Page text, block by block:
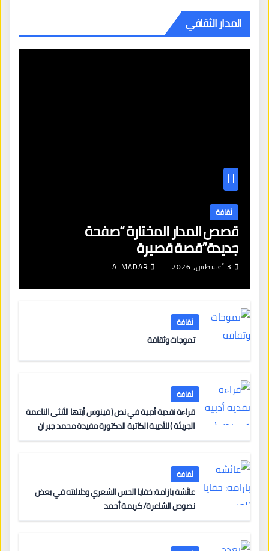
المدار الثقافي
ثقافة
قصص المدار المختارة “صفحة
جديدة”قصة قصيرة
3 أغسطس، 2026 ALMADAR
ثقافة
تموجات وثقافة
ثقافة
قراءة نقدية أدبية في نص ( فينوس أيتها الأنثى الناعمة
الجريئة ) للأديبة الكاتبة الدكتورة مفيدة محمد جبران
ثقافة
عائشة بازامة: خفايا الحس الشعري ودلالاته في بعض
نصوص الشاعرة/ كريمة أحمد